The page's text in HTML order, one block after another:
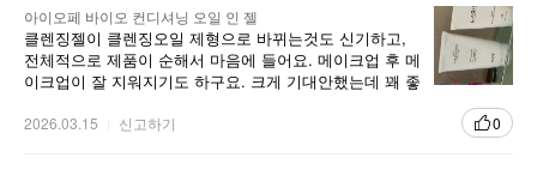
아이오페 바이오 컨디셔닝 오일 인 젤
클렌징젤이 클렌징오일 제형으로 바뀌는것도 신기하고,
전체적으로 제품이 순해서 마음에 들어요. 메이크업 후 메
이크업이 잘 지워지기도 하구요. 크게 기대안했는데 꽤 좋
2026.03.15 신고하기 0